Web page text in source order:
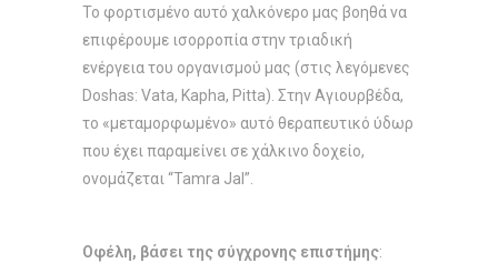
Το φορτισμένο αυτό χαλκόνερο μας βοηθά να
επιφέρουμε ισορροπία στην τριαδική
ενέργεια του οργανισμού μας (στις λεγόμενες
Doshas: Vata, Kapha, Pitta). Στην Αγιουρβέδα,
το «μεταμορφωμένο» αυτό θεραπευτικό ύδωρ
που έχει παραμείνει σε χάλκινο δοχείο,
ονομάζεται “Tamra Jal”.
Οφέλη, βάσει της σύγχρονης επιστήμης: